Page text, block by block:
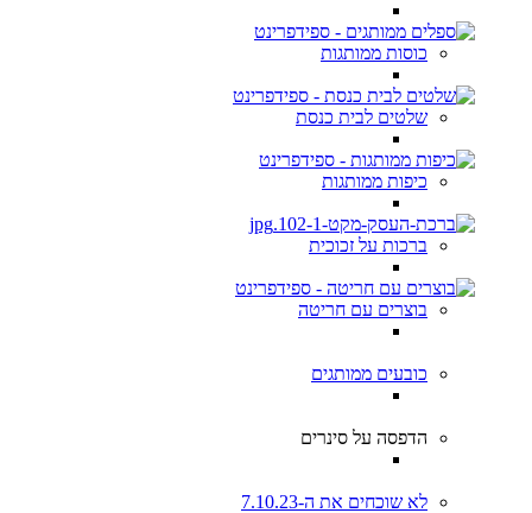
כוסות ממותגות
שלטים לבית כנסת
כיפות ממותגות
ברכות על זכוכית
בוצרים עם חריטה
כובעים ממותגים
הדפסה על סינרים
לא שוכחים את ה-7.10.23